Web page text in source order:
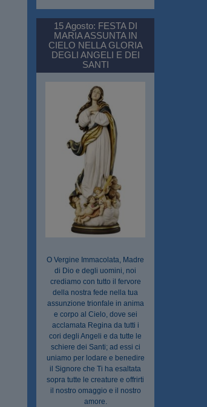
15 Agosto: FESTA DI
MARIA ASSUNTA IN
CIELO NELLA GLORIA
DEGLI ANGELI E DEI
SANTI
O Vergine Immacolata, Madre
di Dio e degli uomini, noi
crediamo con tutto il fervore
della nostra fede nella tua
assunzione trionfale in anima
e corpo al Cielo, dove sei
acclamata Regina da tutti i
cori degli Angeli e da tutte le
schiere dei Santi; ad essi ci
uniamo per lodare e benedire
il Signore che Ti ha esaltata
sopra tutte le creature e offrirti
il nostro omaggio e il nostro
amore.